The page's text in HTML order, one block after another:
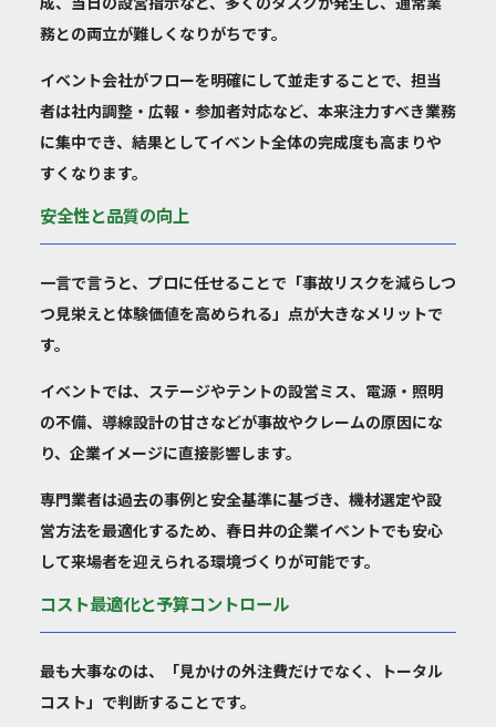
務との両立が難しくなりがちです。
イベント会社がフローを明確にして並走することで、担当
者は社内調整・広報・参加者対応など、本来注力すべき業務
に集中でき、結果としてイベント全体の完成度も高まりや
すくなります。
安全性と品質の向上
一言で言うと、プロに任せることで「事故リスクを減らしつ
つ見栄えと体験価値を高められる」点が大きなメリットで
す。
イベントでは、ステージやテントの設営ミス、電源・照明
の不備、導線設計の甘さなどが事故やクレームの原因にな
り、企業イメージに直接影響します。
専門業者は過去の事例と安全基準に基づき、機材選定や設
営方法を最適化するため、春日井の企業イベントでも安心
して来場者を迎えられる環境づくりが可能です。
コスト最適化と予算コントロール
最も大事なのは、「見かけの外注費だけでなく、トータル
コスト」で判断することです。